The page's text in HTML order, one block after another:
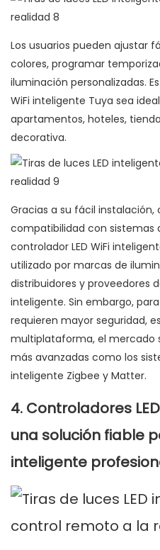
Los usuarios pueden ajustar
colores, programar
iluminación personalizadas.
WiFi inteligente Tuya sea
apartamentos, hoteles,
decorativa.
Gracias a su fácil
compatibilidad con sistemas
controlador LED WiFi
utilizado por marcas de
distribuidores y proveedores
inteligente. Sin embargo,
requieren mayor seguridad,
multiplataforma, el mercado
más avanzadas como los
inteligente Zigbee y Matter.
4. Controladores
una solución fiable
inteligente